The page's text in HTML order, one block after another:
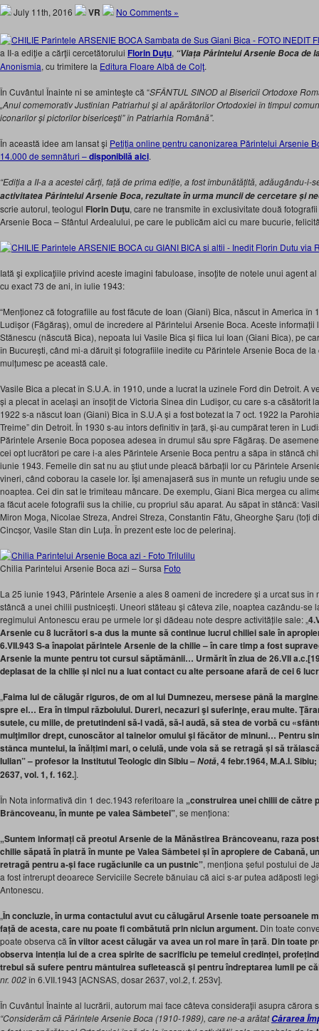
July 11th, 2016 VR No Comments »
a II-a ediţie a cărţii cercetătorului Florin Duţu, “Viața Părintelui Arsenie Boca de
Anonismia, cu trimitere la Editura Floare Albă de Colţ.
În Cuvântul Înainte ni se aminteşte că “SFÂNTUL SINOD al Bisericii Ortodoxe
„Anul comemorativ Justinian Patriarhul şi al apărătorilor Ortodoxiei în timpul
iconarilor şi pictorilor bisericeşti” în Patriarhia Română”.
În această idee am lansat şi Petiţia online pentru canonizarea Părintelui Arsenie
14.000 de semnături –disponibilă aici.
“Ediția a II-a a acestei cărți, față de prima ediție, a fost îmbunătățită, adăugându-i-
activitatea Părintelui Arsenie Boca, rezultate în urma muncii de cercetare și
scrie autorul, teologul Florin Duţu, care ne transmite în exclusivitate două
Arsenie Boca – Sfântul Ardealului, pe care le publicăm aici cu mare bucurie,
Iată şi explicaţiile privind aceste imagini fabuloase, însoţite de notele unui agent
cu exact 73 de ani, in iulie 1943:
“Menționez că fotografiile au fost făcute de Ioan (Giani) Bica, născut în America în
Ludișor (Făgăraș), omul de încredere al Părintelui Arsenie Boca. Aceste
Stănescu (născută Bica), nepoata lui Vasile Bica și fiica lui Ioan (Giani Bica), pe
în București, când mi-a dăruit și fotografiile inedite cu Părintele Arsenie Boca de
mulțumesc pe această cale.
Vasile Bica a plecat în S.U.A. în 1910, unde a lucrat la uzinele Ford din Detroit. A
și a plecat în același an însoțit de Victoria Sinea din Ludișor, cu care s-a căsătorit
1922 s-a născut Ioan (Giani) Bica în S.U.A și a fost botezat la 7 oct. 1922 la
Treime” din Detroit. În 1930 s-au întors definitiv în țară, și-au cumpărat teren în
Părintele Arsenie Boca poposea adesea în drumul său spre Făgăraș. De
cei opt lucrători pe care i-a ales Părintele Arsenie Boca pentru a săpa în stâncă
iunie 1943. Femeile din sat nu au știut unde pleacă bărbații lor cu Părintele
vineri, când coborau la casele lor. Își amenajaseră sus în munte un refugiu unde
noaptea. Cei din sat le trimiteau mâncare. De exemplu, Giani Bica mergea cu
a făcut acele fotografii sus la chilie, cu propriul său aparat. Au săpat în stâncă:
Miron Moga, Nicolae Streza, Andrei Streza, Constantin Fătu, Gheorghe Șaru (toți
Cincșor, Vasile Stan din Luța. În prezent este loc de pelerinaj.
Chilia Parintelui Arsenie Boca azi – Sursa Foto
La 25 iunie 1943, Părintele Arsenie a ales 8 oameni de încredere și a urcat sus
stâncă a unei chilii pustnicești. Uneori stăteau și câteva zile, noaptea cazându-se
regimului Antonescu erau pe urmele lor și dădeau note despre activitățile sale: „
Arsenie cu 8 lucrători s-a dus la munte să continue lucrul chiliei sale în
6.VII.943 S-a înapoiat părintele Arsenie de la chilie – în care timp a fost
Arsenie la munte pentru tot cursul săptămânii… Urmărit în ziua de 26.VII
deplasat de la chilie și nici nu a luat contact cu alte persoane afară de cei 6
„Faima lui de călugăr riguros, de om al lui Dumnezeu, mersese până la
spre el… Era în timpul războiului. Dureri, necazuri şi suferinţe, erau multe.
sutele, cu miile, de pretutindeni să-l vadă, să-l audă, să stea de vorbă cu
mulţimilor drept, cunoscător al tainelor omului şi făcător de minuni… Pentru
stânca muntelui, la înălțimi mari, o celulă, unde voia să se retragă și să
Iulian” – profesor la Institutul Teologic din Sibiu –Notă, 4 febr.1964, M.A.I. Sibiu;
2637, vol. 1, f. 162.].
În Nota informativă din 1 dec.1943 referitoare la „construirea unei chilii de către
Brâncoveanu, în munte pe valea Sâmbetei”, se menționa:
„Suntem informați că preotul Arsenie de la Mănăstirea Brâncoveanu, raza
chilie săpată în piatră în munte pe Valea Sâmbetei și în apropiere de Cabană,
retragă pentru a-și face rugăciunile ca un pustnic”, menționa șeful postului de
a fost întrerupt deoarece Serviciile Secrete bănuiau că aici s-ar putea adăposti
Antonescu.
„În concluzie, în urma contactului avut cu călugărul Arsenie toate persoanele
față de acesta, care nu poate fi combătută prin niciun argument. Din toate
poate observa că în viitor acest călugăr va avea un rol mare în țară. Din toate
observa intenția lui de a crea spirite de sacrificiu pe temeiul credinței,
trebui să sufere pentru mântuirea sufletească și pentru îndreptarea lumii pe
nr. 002în 6.VII.1943 [ACNSAS, dosar 2637, vol.2, f. 253v].
În Cuvântul Înainte al lucrării, autorum mai face câteva consideraţii asupra cărora
“Considerăm că Părintele Arsenie Boca (1910-1989), care ne-a arătatCărarea